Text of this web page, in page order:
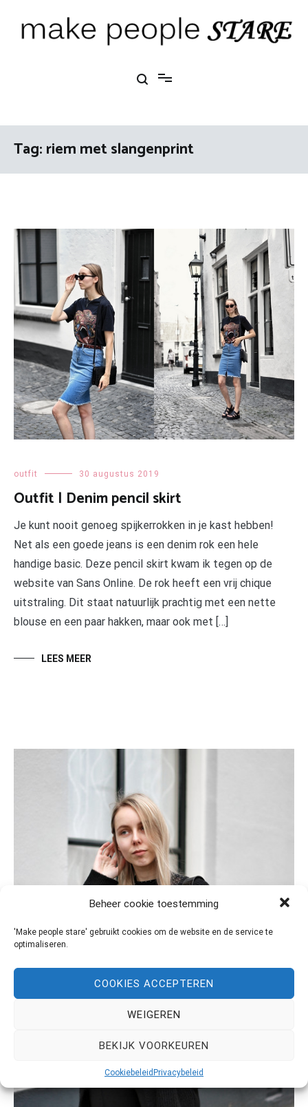
Beheer cookie toestemming
'Make people stare' gebruikt cookies om de website en de service te
optimaliseren.
COOKIES ACCEPTEREN
WEIGEREN
BEKIJK VOORKEUREN
Cookiebeleid Privacybeleid
Tag:riem met slangenprint
outfit 30 augustus 2019
Outfit | Denim pencil skirt
Je kunt nooit genoeg spijkerrokken in je kast hebben!
Net als een goede jeans is een denim rok een hele
handige basic. Deze pencil skirt kwam ik tegen op de
website van Sans Online. De rok heeft een vrij chique
uitstraling. Dit staat natuurlijk prachtig met een nette
blouse en een paar hakken, maar ook met […]
LEES MEER